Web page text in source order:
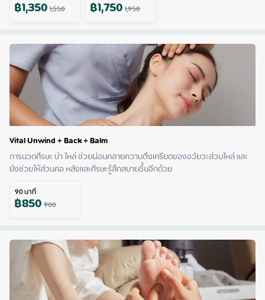
฿1,3501,550 ฿1,7501,950
Vital Unwind + Back + Balm
การนวดศีรษะ บ่า ไหล่ ช่วยผ่อนคลายความตึงเครียดของอวัยวะส่วนไหล่ และ
ยังช่วยให้ส่วนคอ หลังและศีรษะรู้สึกสบายขึ้นอีกด้วย
90นาที
฿850900